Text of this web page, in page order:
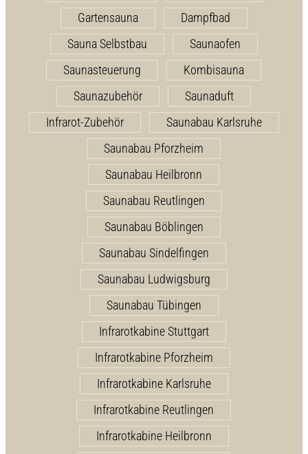
Gartensauna
Dampfbad
Sauna Selbstbau
Saunaofen
Saunasteuerung
Kombisauna
Saunazubehör
Saunaduft
Infrarot-Zubehör
Saunabau Karlsruhe
Saunabau Pforzheim
Saunabau Heilbronn
Saunabau Reutlingen
Saunabau Böblingen
Saunabau Sindelfingen
Saunabau Ludwigsburg
Saunabau Tübingen
Infrarotkabine Stuttgart
Infrarotkabine Pforzheim
Infrarotkabine Karlsruhe
Infrarotkabine Reutlingen
Infrarotkabine Heilbronn